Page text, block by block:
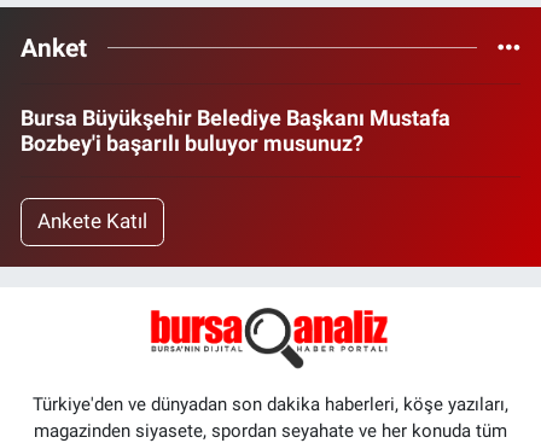
Anket
Bursa Büyükşehir Belediye Başkanı Mustafa
Bozbey'i başarılı buluyor musunuz?
Ankete Katıl
Türkiye'den ve dünyadan son dakika haberleri, köşe yazıları,
magazinden siyasete, spordan seyahate ve her konuda tüm